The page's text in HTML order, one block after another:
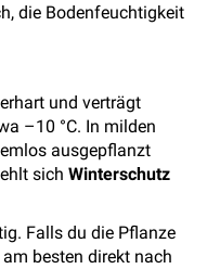
die Bodenfeuchtigkeit
und verträgt
–10 °C. In milden
ausgepflanzt
sich Winterschutz
Falls du die Pflanze
besten direkt nach